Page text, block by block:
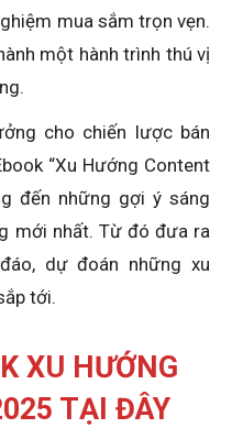
mua sắm trọn vẹn.
một hành trình thú vị
cho chiến lược bán
“Xu Hướng Content
đến những gợi ý sáng
mới nhất. Từ đó đưa ra
dự đoán những xu
tới.
XU HƯỚNG
TẠI ĐÂY